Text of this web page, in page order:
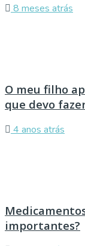
8 meses atrás
O meu filho
que devo
4 anos atrás
importantes?